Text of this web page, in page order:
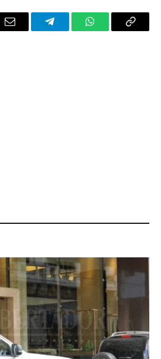
Email TelegramWhatsAppCopy